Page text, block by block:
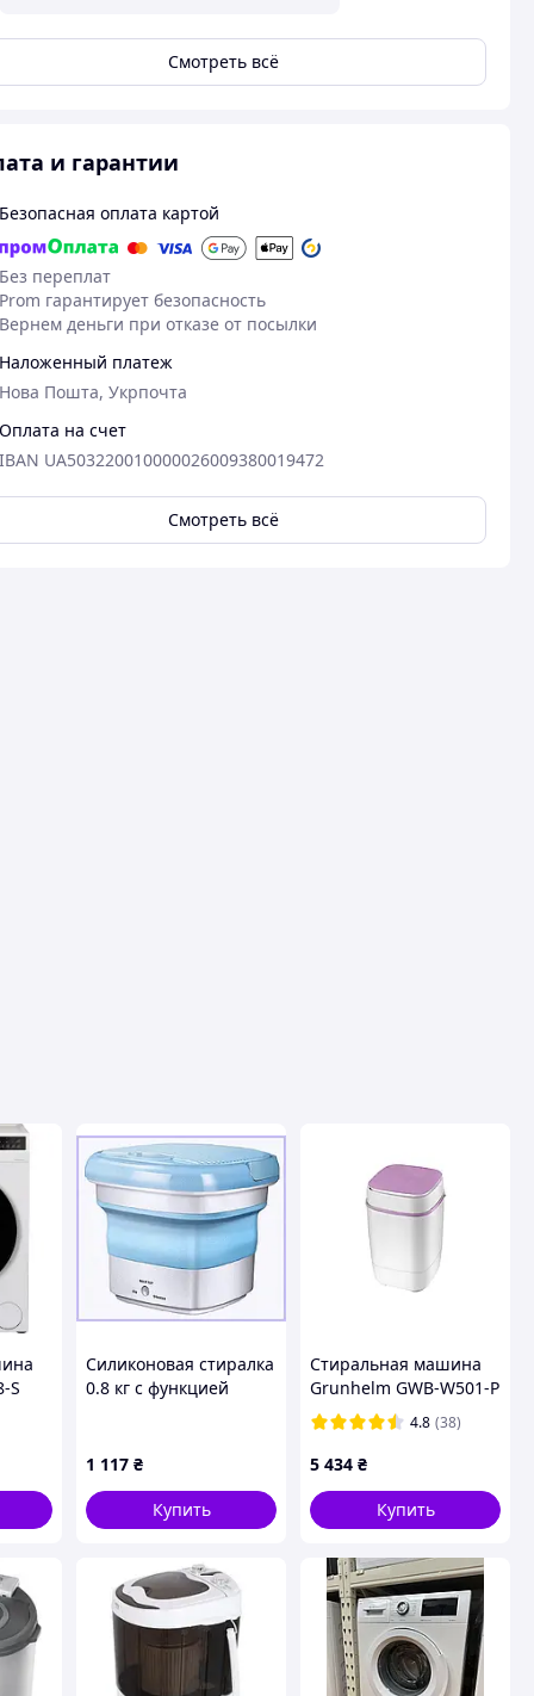
Смотреть всё
и гарантии
Безопасная оплата картой
Без переплат
Prom гарантирует безопасность
Вернем деньги при отказе от посылки
Наложенный платеж
Нова Пошта, Укрпочта
Оплата на счет
IBAN UA503220010000026009380019472
Смотреть всё
S
Силиконовая стиралка
0.8 кг с функцией
1 117 ₴
Купить
Стиральная машина
Grunhelm GWB-W501-P
4.8 (38)
5 434 ₴
Купить